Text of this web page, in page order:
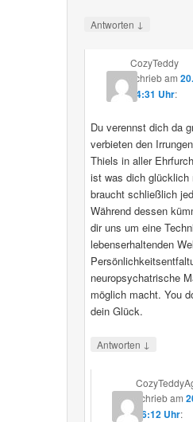
Antworten ↓
CozyTeddy
schriebam
14:31 Uhr:
Du verennst dich da
verbieten den
Thiels in aller
ist was dich
braucht schließlich
Während dessen
dir uns um eine
lebenserhaltenden
neuropsychatrische
möglich macht. You
dein Glück.
Antworten ↓
schriebam
16:12 Uhr: